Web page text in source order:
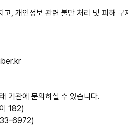
, 개인정보 관련 불만 처리 및 피해
기관에 문의하실 수 있습니다.
182)
6972)